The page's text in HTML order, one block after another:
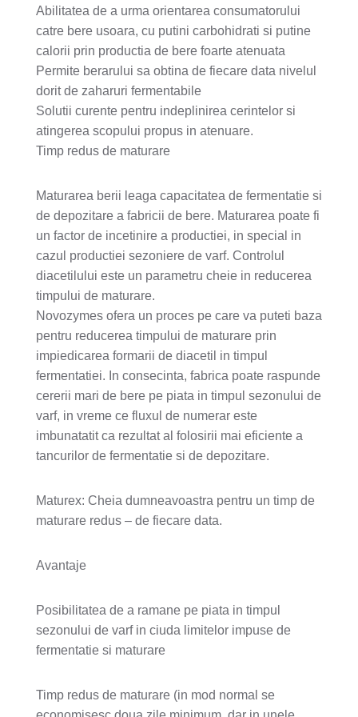
Abilitatea de a urma orientarea consumatorului
catre bere usoara, cu putini carbohidrati si putine
calorii prin productia de bere foarte atenuata
Permite berarului sa obtina de fiecare data nivelul
dorit de zaharuri fermentabile
Solutii curente pentru indeplinirea cerintelor si
atingerea scopului propus in atenuare.
Timp redus de maturare
Maturarea berii leaga capacitatea de fermentatie si
de depozitare a fabricii de bere. Maturarea poate fi
un factor de incetinire a productiei, in special in
cazul productiei sezoniere de varf. Controlul
diacetilului este un parametru cheie in reducerea
timpului de maturare.
Novozymes ofera un proces pe care va puteti baza
pentru reducerea timpului de maturare prin
impiedicarea formarii de diacetil in timpul
fermentatiei. In consecinta, fabrica poate raspunde
cererii mari de bere pe piata in timpul sezonului de
varf, in vreme ce fluxul de numerar este
imbunatatit ca rezultat al folosirii mai eficiente a
tancurilor de fermentatie si de depozitare.
Maturex: Cheia dumneavoastra pentru un timp de
maturare redus – de fiecare data.
Avantaje
Posibilitatea de a ramane pe piata in timpul
sezonului de varf in ciuda limitelor impuse de
fermentatie si maturare
Timp redus de maturare (in mod normal se